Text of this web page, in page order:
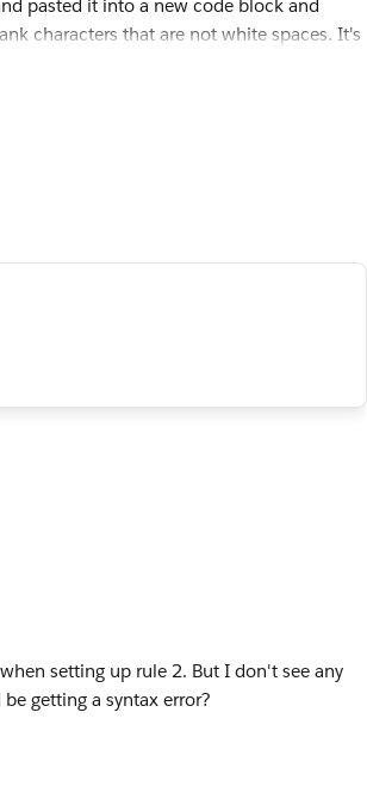
pasted it into a new code block and
characters that are not white spaces. It's
setting up rule 2. But I don't see any
getting a syntax error?